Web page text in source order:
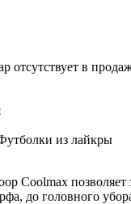
отсутствует в
из лайкры
Coolmax
до головного